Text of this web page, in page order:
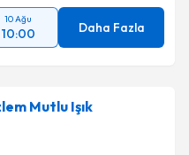
10 Ağu
10:00 Daha Fazla
Mutlu Işık